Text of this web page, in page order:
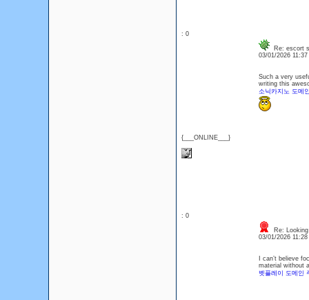
: 0
{___ONLINE___}
Re: escort
03/01/2026
Such a very
writing this
소닉카지노 도메
: 0
Re:
03/01/2026
I can’t believe
material without
벳플레이 도메인